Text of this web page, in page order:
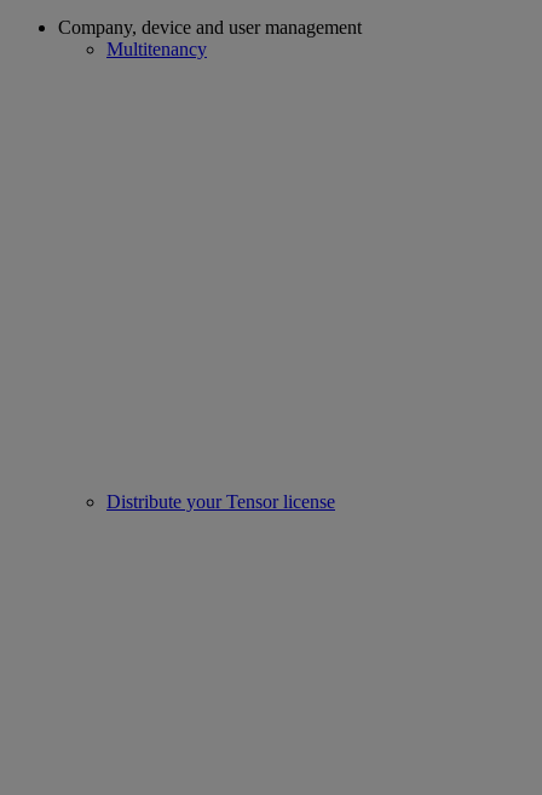
Company, device and user management
Multitenancy
Distribute your Tensor license